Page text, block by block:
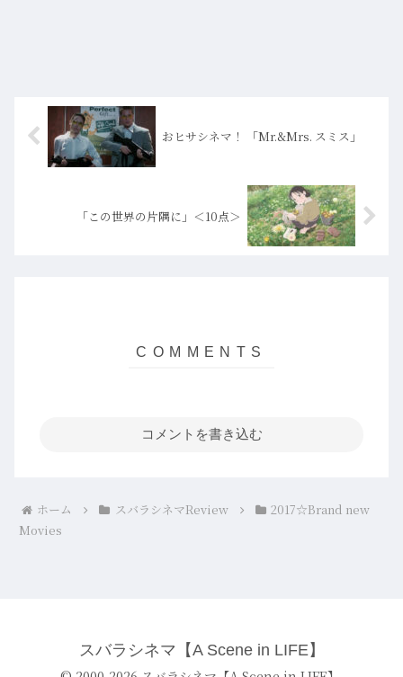
おヒサシネマ！ 「Mr.&Mrs. スミス」
「この世界の片隅に」＜10点＞
コメントを書き込む
ホーム スバラシネマReview
2017☆Brand new
Movies
スバラシネマ【A Scene in LIFE】